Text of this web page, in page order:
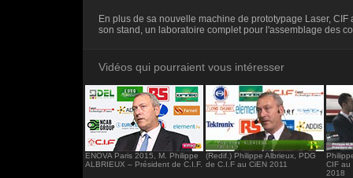
frameborder="0"></iframe>
En plus de sa nouvelle machine de prototypage Laser, CIF
son stand, un laboratoire complet pour l'assemblage des
Vidéos qui pourraient vous intéresser
ENOVA Paris 2015, M. Philippe
ALBRIEUX – Président de C.I.F.
(Redif.) Philippe Albrieux, PDG
de C.I.F au CiEN 2011
CIF au
2018